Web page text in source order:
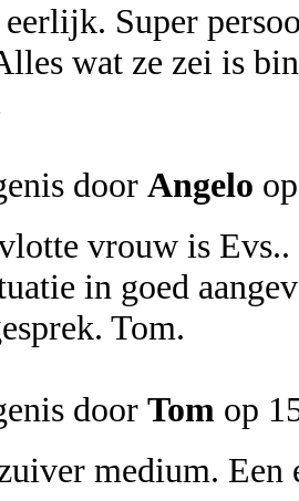
eerlijk. Super
wat ze zei is
door Angelo
vrouw is
in goed
Tom.
door Tom op
medium. Een